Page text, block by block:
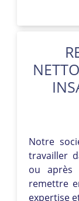
Notre
travailler
ou après
remettre
expertise